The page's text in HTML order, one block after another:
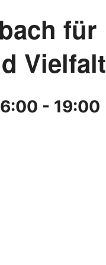
für
Vielfalt
- 19:00